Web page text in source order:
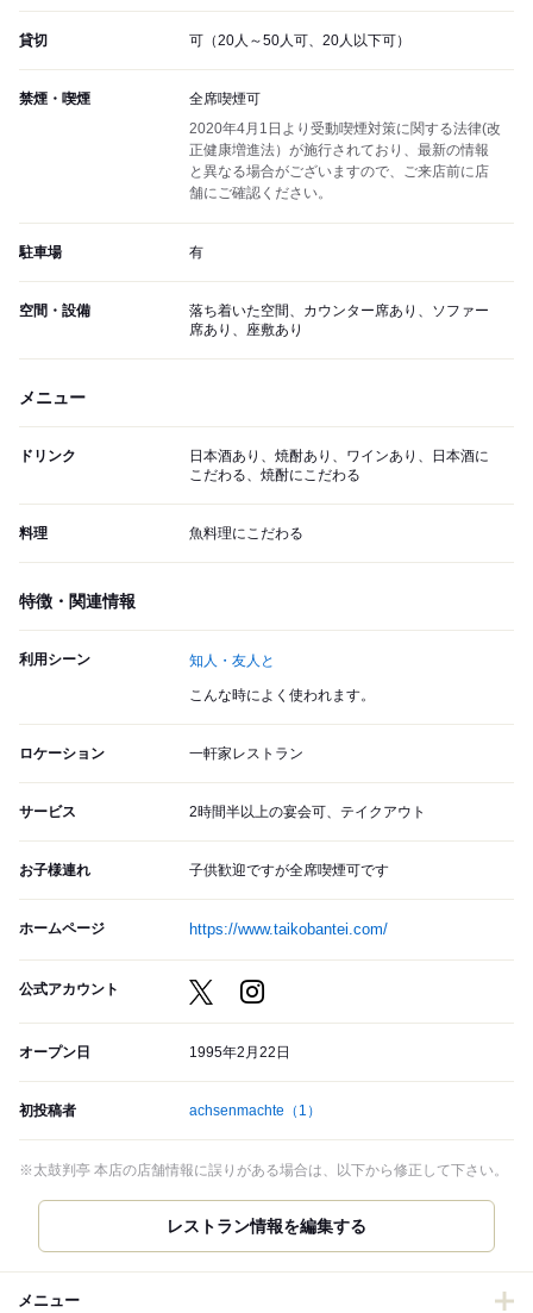
貸切 可（20人～50人可、20人以下可）
禁煙・喫煙
全席喫煙可
2020年4月1日より受動喫煙対策に関する法律(改
正健康増進法）が施行されており、最新の情報
と異なる場合がございますので、ご来店前に店
舗にご確認ください。
駐車場 有
空間・設備
落ち着いた空間、カウンター席あり、ソファー
席あり、座敷あり
メニュー
ドリンク
日本酒あり、焼酎あり、ワインあり、日本酒に
こだわる、焼酎にこだわる
料理 魚料理にこだわる
特徴・関連情報
利用シーン 知人・友人と
こんな時によく使われます。
ロケーション 一軒家レストラン
サービス 2時間半以上の宴会可、テイクアウト
お子様連れ 子供歓迎ですが全席喫煙可です
ホームページ https://www.taikobantei.com/
公式アカウント
オープン日 1995年2月22日
初投稿者 achsenmachte （1）
※太鼓判亭 本店の店舗情報に誤りがある場合は、以下から修正して下さい。
レストラン情報を編集する
メニュー